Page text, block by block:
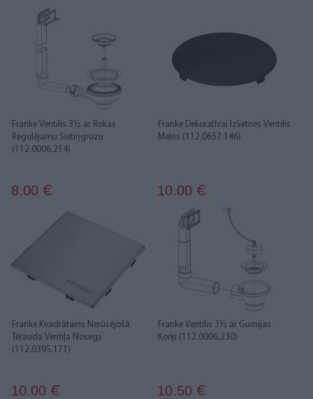
Franke Ventilis 3½ ar Rokas
Regulējamu Sietiņgrozu
(112.0006.214)
8.00 €
Franke Dekoratīvai Izlietnes Ventilis
Melns (112.0657.146)
10.00 €
Franke Kvadrātains Nerūsējošā
Tērauda Ventiļa Nosegs
(112.0395.171)
10.00 €
Franke Ventilis 3½ ar Gumijas
Korķi (112.0006.230)
10.50 €